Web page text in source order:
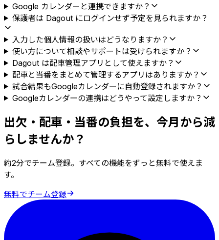
Google カレンダーと連携できますか？
保護者は Dagout にログインせず予定を見られますか？
入力した個人情報の扱いはどうなりますか？
使い方について相談やサポートは受けられますか？
Dagout は配車管理アプリとして使えますか？
配車と当番をまとめて管理するアプリはありますか？
試合結果もGoogleカレンダーに自動登録されますか？
Googleカレンダーの連携はどうやって設定しますか？
出欠・配車・当番の負担を、今月から減
らしませんか？
約2分でチーム登録。すべての機能をずっと無料で使えま
す。
無料でチーム登録